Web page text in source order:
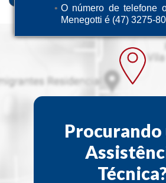
O número de telefone
Menegotti é (47) 3275-
Procurando